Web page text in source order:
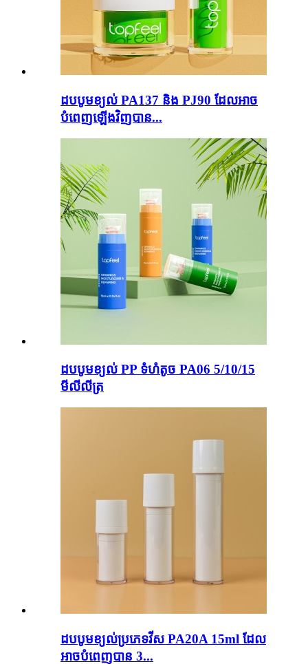
ដបបូមខ្យល់ PA137 និង PJ90 ដែលអាច
បំពេញឡើងវិញបាន...
ដបបូមខ្យល់ PP ទំហំតូច PA06 5/10/15
មីលីលីត្រ
ដបបូមខ្យល់ប្រភេទវីស PA20A 15ml ដែល
អាចបំពេញបាន 3...